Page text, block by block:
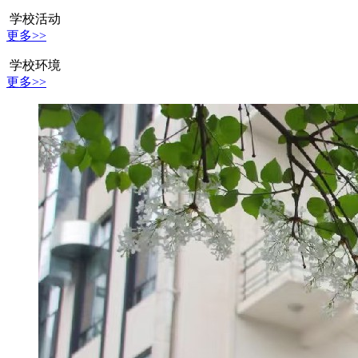
学校活动
更多>>
学校环境
更多>>